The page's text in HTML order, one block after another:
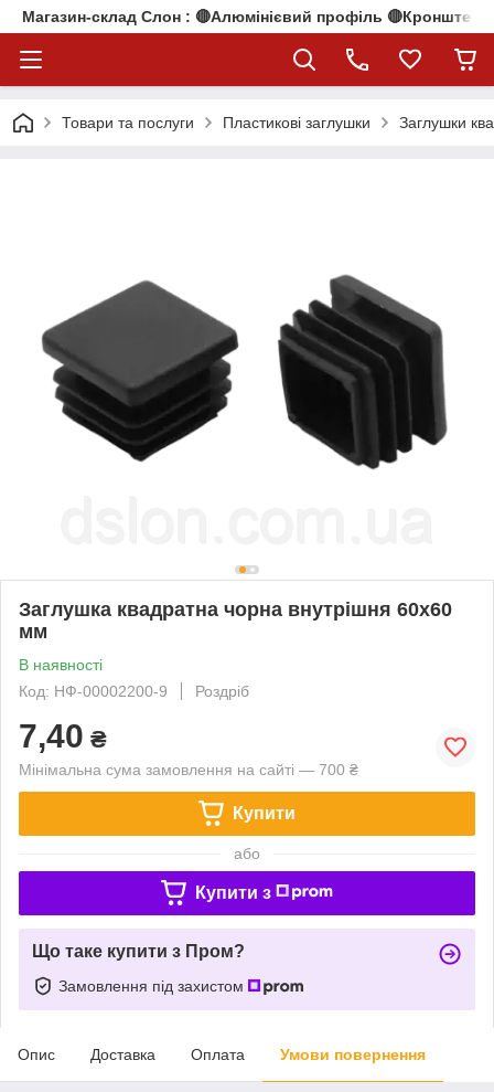
Магазин-склад Слон : 🔴Алюмінієвий профіль
Товари та послуги Пластикові заглушки Заглушки
Заглушка квадратна чорна внутрішня 60х60
мм
В наявності
Код: НФ-00002200-9
Роздріб
7,40 ₴
Мінімальна сума замовлення на сайті — 700 ₴
Купити
або
Купити з
Що таке купити з Пром?
Замовлення під захистом
Опис Доставка Оплата Умови повернення